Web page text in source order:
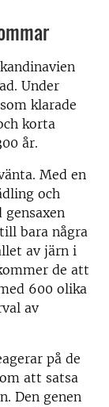
Under
klarade
korta
år.
Med en
och
bara några
av järn i
de att
600 olika
av
på de
att satsa
Den genen